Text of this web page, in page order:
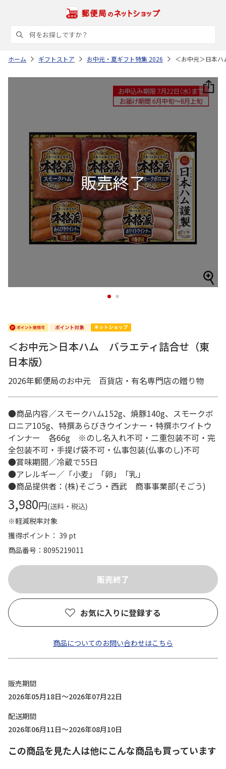
ホーム ギフトストア お中元・夏ギフト特集 2026 ＜お中元＞日本
1 2
＜お中元＞日本ハム バラエティ詰合せ（東
日本版）
2026年郵便局のお中元 百貨店・有名専門店の贈り物
●商品内容／スモークハム152g、焼豚140g、スモークボ
ロニア105g、特撰あらびきウインナー・特撰ホワイトウ
インナー 各66g ※のし名入れ不可・二重包装不可・完
全包装不可・手提げ袋不可・仏事包装(仏事のし)不可
●賞味期間／冷蔵で55日
●アレルギー／「小麦」「卵」「乳」
●商品提供者：(株)そごう・西武 商事事業部(そごう)
3,980円(送料・税込)
※軽減税率対象
獲得ポイント： 39 pt
商品番号
8095219011
お気に入りに登録する
商品についてのお問い合わせはこちら
販売期間
2026年05月18日～2026年07月22日
配送期間
2026年06月11日～2026年08月10日
この商品を見た人は他にこんな商品も買っています